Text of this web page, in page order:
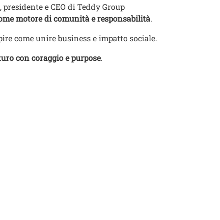
e CEO di Teddy Group
motore di comunità e responsabilità.
come unire business e impatto sociale.
con coraggio e purpose.